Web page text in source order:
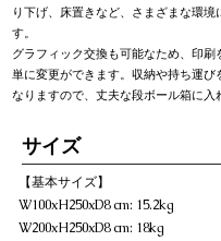
り下げ、床置きなど、さまざまな環
す。
グラフィック交換も可能なため、印刷
単に変更ができます。収納や持ち運び
なりますので、丈夫な段ボール箱に入
​サイズ
【基本サイズ】
W100xH250xD8 cm: 15.2kg
W200xH250xD8 cm: 18kg